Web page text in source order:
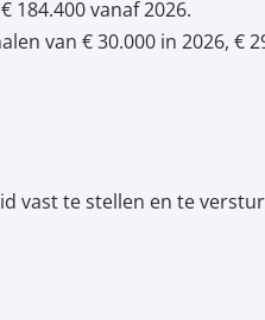
vanaf 2026.
van € 30.000 in 2026, €
vast te stellen en te